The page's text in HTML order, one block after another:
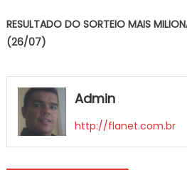
RESULTADO DO SORTEIO MAIS
(26/07)
Admin
http://flanet.com.br